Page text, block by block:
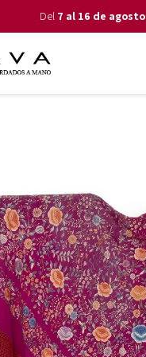
Del 7 al 16 de agosto